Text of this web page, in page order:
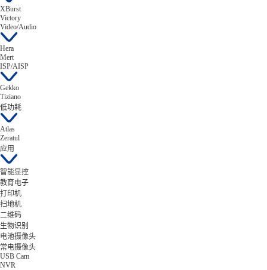
XBurst
Victory
Video/Audio
Hera
Mert
ISP/AISP
Gekko
Tiziano
低功耗
Atlas
Zeratul
应用
智能显控
教育电子
打印机
扫地机
二维码
生物识别
电池摄像头
常电摄像头
USB Cam
NVR